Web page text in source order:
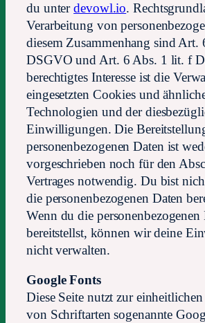
du unterdevowl.io.
Verarbeitung von
diesem Zusammenhang sind Art.
DSGVO und Art. 6 Abs. 1 lit. f
berechtigtes Interesse ist die
eingesetzten Cookies und
Technologien und der
Einwilligungen. Die
personenbezogenen Daten ist
vorgeschrieben noch für den
Vertrages notwendig. Du bist
die personenbezogenen Daten
Wenn du die
bereitstellst, können wir deine
nicht verwalten.
Google Fonts
Diese Seite nutzt zur
von Schriftarten sogenannte